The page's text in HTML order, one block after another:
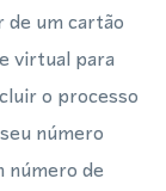
um cartão
virtual para
o processo
número
número de